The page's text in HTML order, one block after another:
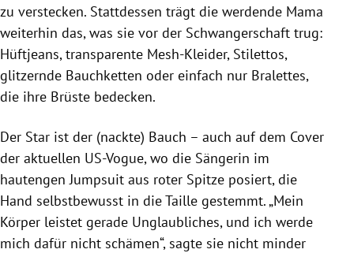
zu verstecken. Stattdessen trägt die werdende Mama
weiterhin das, was sie vor der Schwangerschaft trug:
Hüftjeans, transparente Mesh-Kleider, Stilettos,
glitzernde Bauchketten oder einfach nur Bralettes,
die ihre Brüste bedecken.
Der Star ist der (nackte) Bauch – auch auf dem Cover
der aktuellen US-Vogue, wo die Sängerin im
hautengen Jumpsuit aus roter Spitze posiert, die
Hand selbstbewusst in die Taille gestemmt. „Mein
Körper leistet gerade Unglaubliches, und ich werde
mich dafür nicht schämen“, sagte sie nicht minder